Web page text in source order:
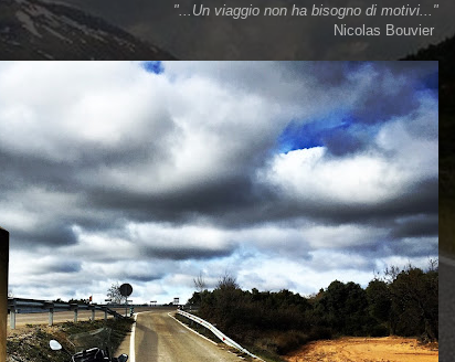
"...Un viaggio non ha bisogno di motivi..."
Nicolas Bouvier